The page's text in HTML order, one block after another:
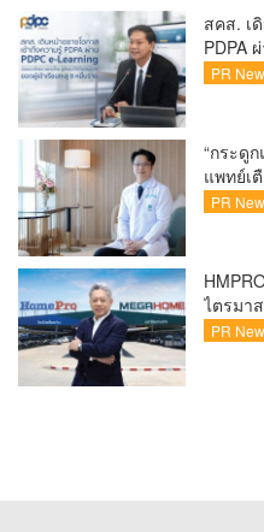
สุดพิเ
สคส. เ
PDPA
ทุกที่ ทุ
แล้ว
PR
“กระดู
แพทย์เ
30% เ
PR
ไตรมา
ผันผว
PR